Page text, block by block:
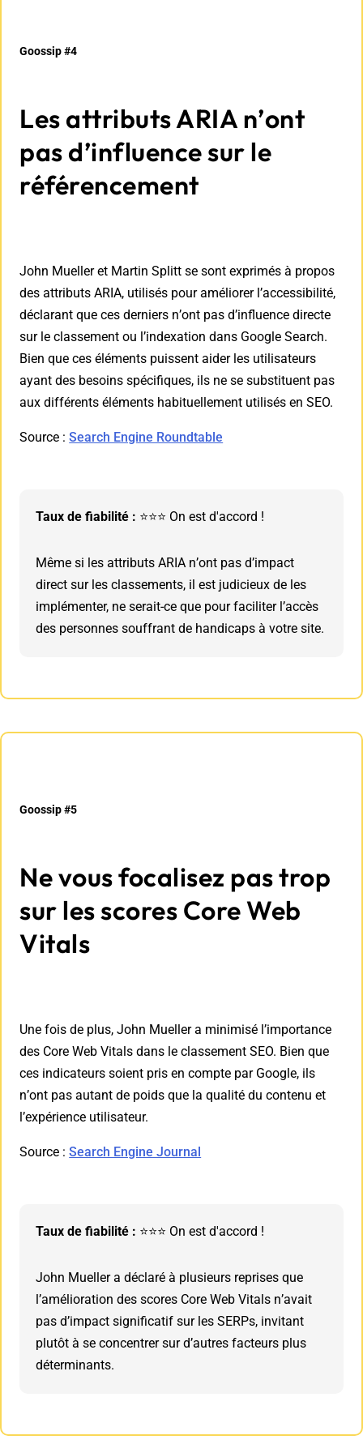
Goossip #4
Les attributs ARIA n’ont
pas d’influence sur le
référencement
John Mueller et Martin Splitt se sont exprimés à propos
des attributs ARIA, utilisés pour améliorer l’accessibilité,
déclarant que ces derniers n’ont pas d’influence directe
sur le classement ou l’indexation dans Google Search.
Bien que ces éléments puissent aider les utilisateurs
ayant des besoins spécifiques, ils ne se substituent pas
aux différents éléments habituellement utilisés en SEO.
Source :Search Engine Roundtable
Taux de fiabilité : ⭐⭐⭐ On est d'accord !
Même si les attributs ARIA n’ont pas d’impact
direct sur les classements, il est judicieux de les
implémenter, ne serait-ce que pour faciliter l’accès
des personnes souffrant de handicaps à votre site.
Goossip #5
Ne vous focalisez pas trop
sur les scores Core Web
Vitals
Une fois de plus, John Mueller a minimisé l’importance
des Core Web Vitals dans le classement SEO. Bien que
ces indicateurs soient pris en compte par Google, ils
n’ont pas autant de poids que la qualité du contenu et
l’expérience utilisateur.
Source :Search Engine Journal
Taux de fiabilité : ⭐⭐⭐ On est d'accord !
John Mueller a déclaré à plusieurs reprises que
l’amélioration des scores Core Web Vitals n’avait
pas d’impact significatif sur les SERPs, invitant
plutôt à se concentrer sur d’autres facteurs plus
déterminants.